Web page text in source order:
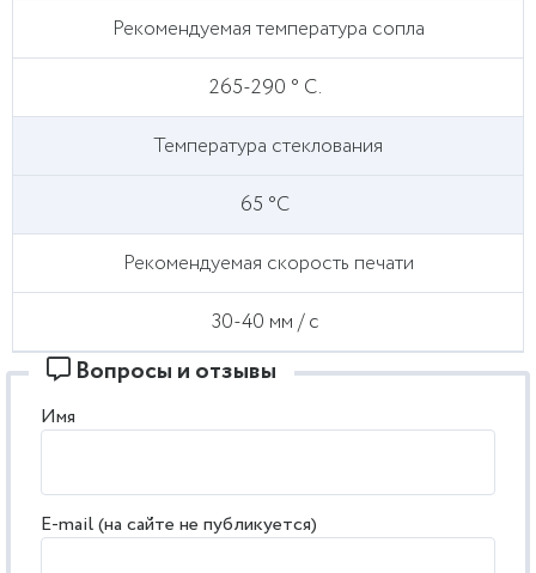
Рекомендуемая температура сопла
265-290 ° C.
Температура стеклования
65 °C
Рекомендуемая скорость печати
30-40 мм / с
Вопросы и отзывы
Имя
E-mail (на сайте не публикуется)